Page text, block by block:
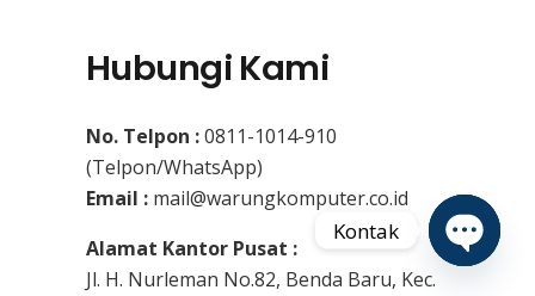
Hubungi Kami
No. Telpon :0811-1014-910
(Telpon/WhatsApp)
Email : mail@warungkomputer.co.id
Alamat Kantor Pusat :
Jl. H. Nurleman No.82, Benda Baru, Kec.
Kontak